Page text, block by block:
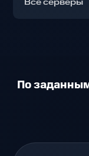
Все серверы
По